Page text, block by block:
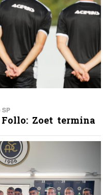
SP
Zoet termina